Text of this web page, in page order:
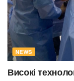
NEWS
Високі